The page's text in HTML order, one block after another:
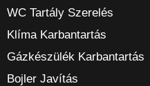
WC Tartály Szerelés
Klíma Karbantartás
Gázkészülék Karbantartás
Bojler Javítás